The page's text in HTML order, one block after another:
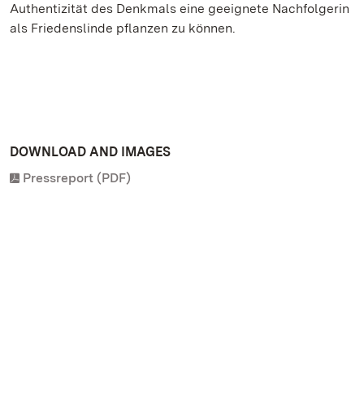
Authentizität des Denkmals eine geeignete Nachfolgerin
als Friedenslinde pflanzen zu können.
DOWNLOAD AND IMAGES
Pressreport (PDF)